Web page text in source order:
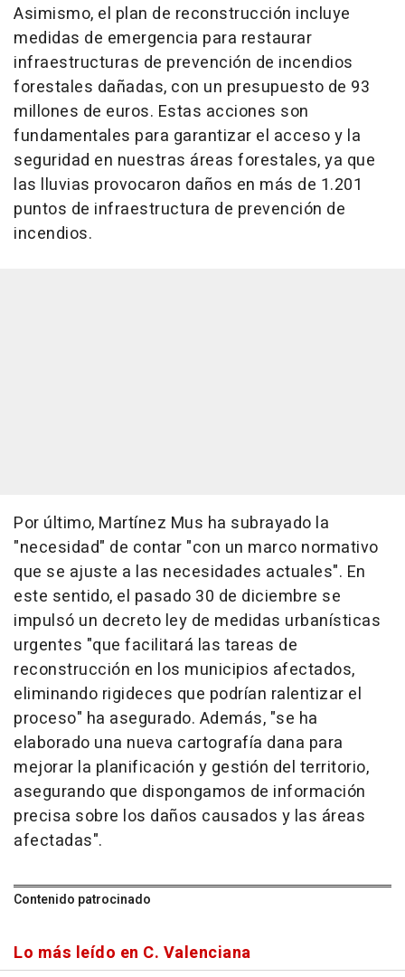
Asimismo, el plan de reconstrucción incluye
medidas de emergencia para restaurar
infraestructuras de prevención de incendios
forestales dañadas, con un presupuesto de 93
millones de euros. Estas acciones son
fundamentales para garantizar el acceso y la
seguridad en nuestras áreas forestales, ya que
las lluvias provocaron daños en más de 1.201
puntos de infraestructura de prevención de
incendios.
Por último, Martínez Mus ha subrayado la
"necesidad" de contar "con un marco normativo
que se ajuste a las necesidades actuales". En
este sentido, el pasado 30 de diciembre se
impulsó un decreto ley de medidas urbanísticas
urgentes "que facilitará las tareas de
reconstrucción en los municipios afectados,
eliminando rigideces que podrían ralentizar el
proceso" ha asegurado. Además, "se ha
elaborado una nueva cartografía dana para
mejorar la planificación y gestión del territorio,
asegurando que dispongamos de información
precisa sobre los daños causados y las áreas
afectadas".
Contenido patrocinado
Lo más leído en C. Valenciana